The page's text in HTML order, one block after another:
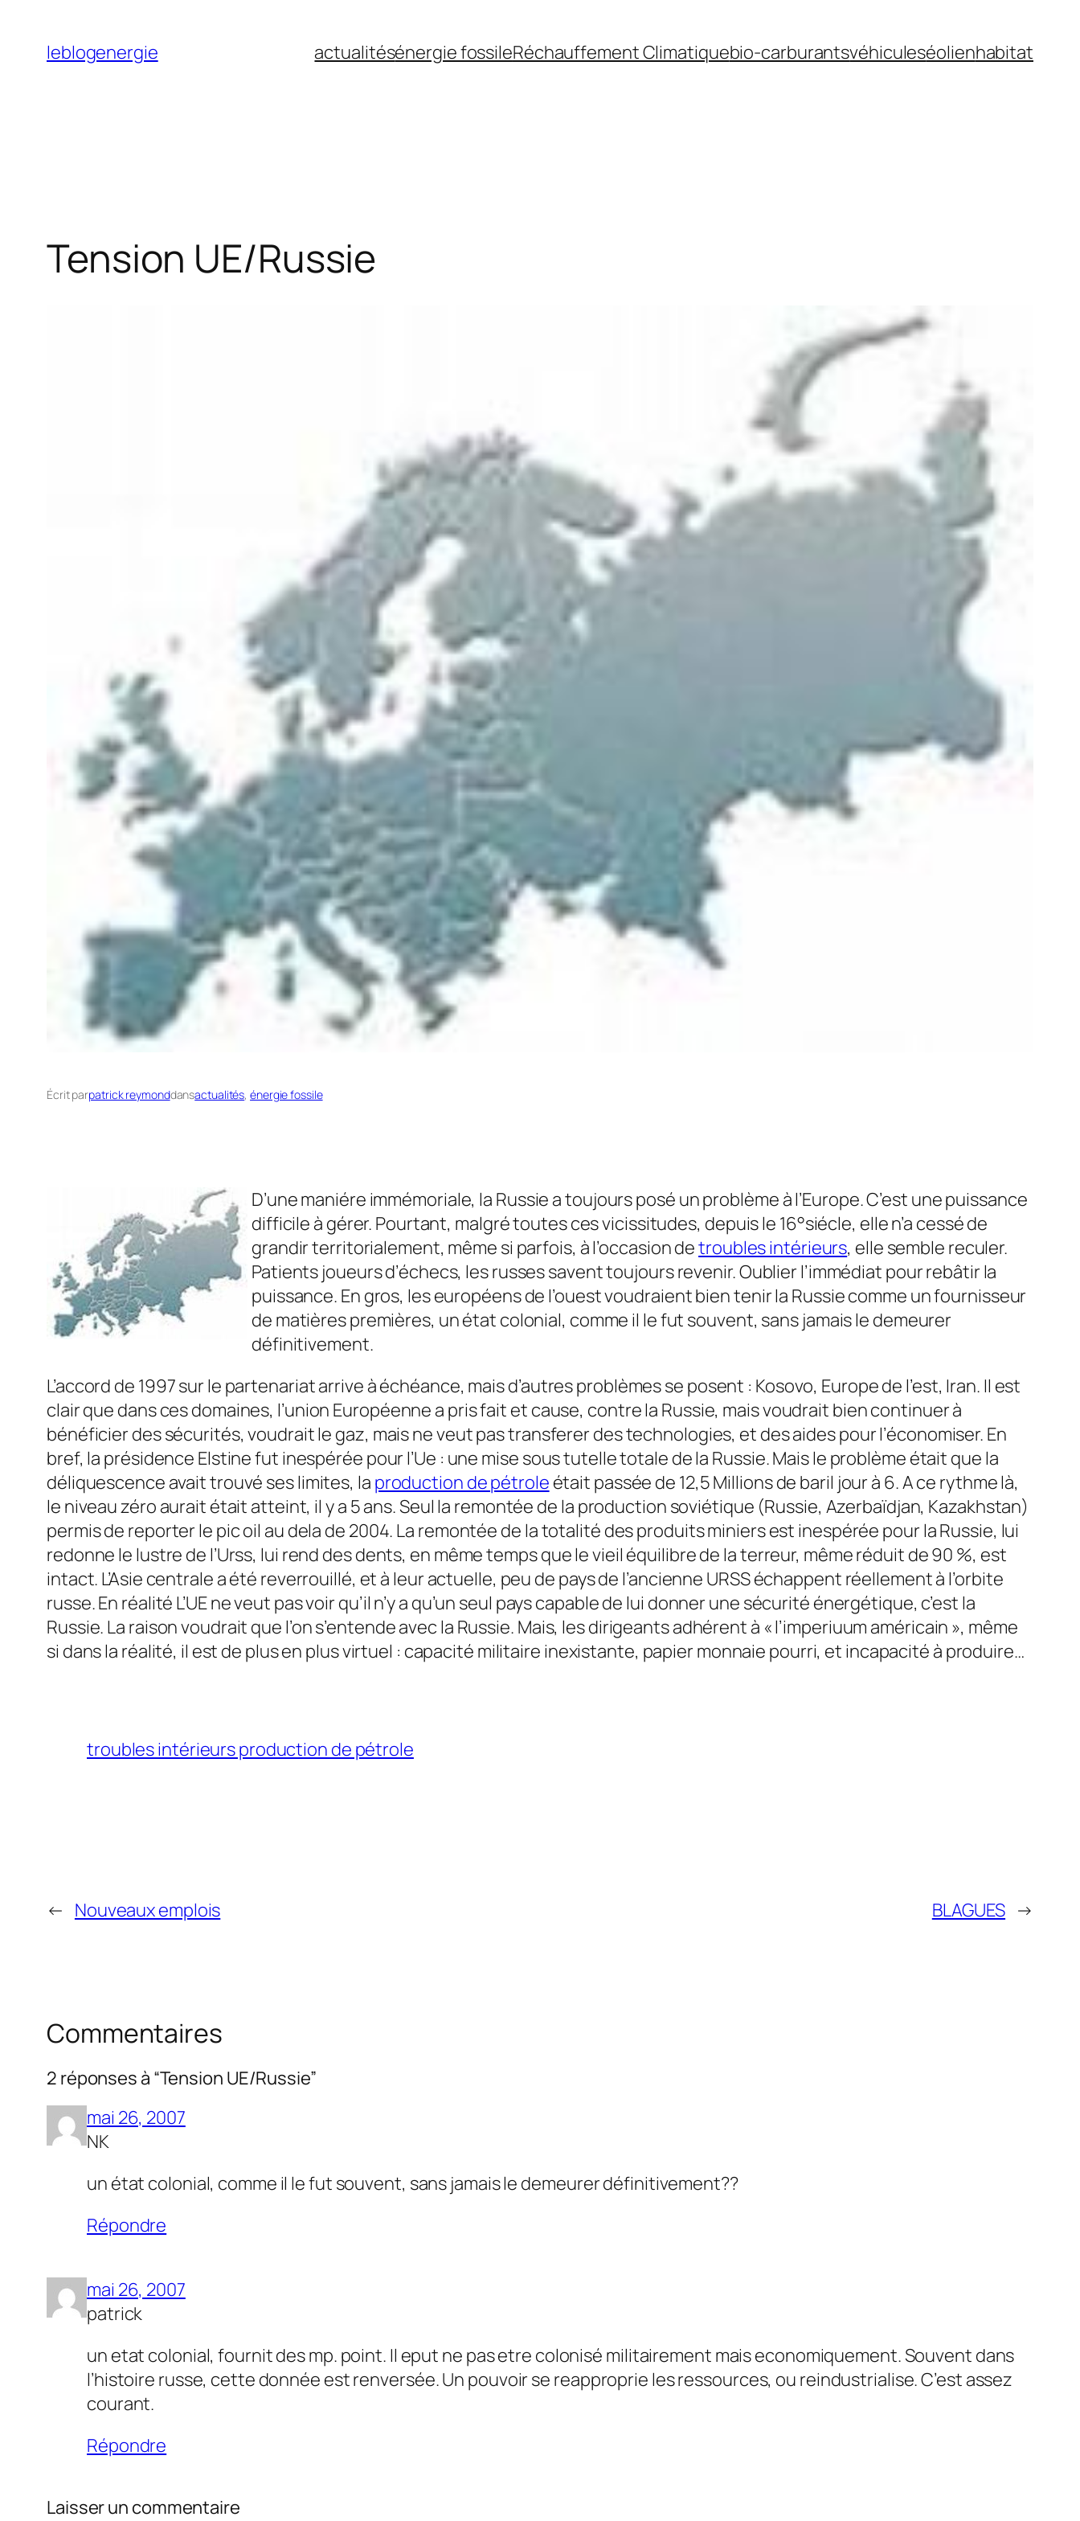
contenu
leblogenergie actualitésénergie fossileRéchauffement Climatiquebio-carburantsvéhiculeséolienhabitat
Tension UE/Russie
Écrit parpatrick reymonddansactualités, énergie fossile
D’une maniére immémoriale, la Russie a toujours posé un problème à l’Europe. C’est une puissance
difficile à gérer. Pourtant, malgré toutes ces vicissitudes, depuis le 16°siécle, elle n’a cessé de
grandir territorialement, même si parfois, à l’occasion detroubles intérieurs, elle semble reculer.
Patients joueurs d’échecs, les russes savent toujours revenir. Oublier l’immédiat pour rebâtir la
puissance. En gros, les européens de l’ouest voudraient bien tenir la Russie comme un fournisseur
de matières premières, un état colonial, comme il le fut souvent, sans jamais le demeurer
définitivement.
L’accord de 1997 sur le partenariat arrive à échéance, mais d’autres problèmes se posent : Kosovo, Europe de l’est, Iran. Il est
clair que dans ces domaines, l’union Européenne a pris fait et cause, contre la Russie, mais voudrait bien continuer à
bénéficier des sécurités, voudrait le gaz, mais ne veut pas transferer des technologies, et des aides pour l’économiser. En
bref, la présidence Elstine fut inespérée pour l’Ue : une mise sous tutelle totale de la Russie. Mais le problème était que la
déliquescence avait trouvé ses limites, la production de pétrole était passée de 12,5 Millions de baril jour à 6. A ce rythme là,
le niveau zéro aurait était atteint, il y a 5 ans. Seul la remontée de la production soviétique (Russie, Azerbaïdjan, Kazakhstan)
permis de reporter le pic oil au dela de 2004. La remontée de la totalité des produits miniers est inespérée pour la Russie, lui
redonne le lustre de l’Urss, lui rend des dents, en même temps que le vieil équilibre de la terreur, même réduit de 90 %, est
intact. L’Asie centrale a été reverrouillé, et à leur actuelle, peu de pays de l’ancienne URSS échappent réellement à l’orbite
russe. En réalité L’UE ne veut pas voir qu’il n’y a qu’un seul pays capable de lui donner une sécurité énergétique, c’est la
Russie. La raison voudrait que l’on s’entende avec la Russie. Mais, les dirigeants adhérent à « l’imperiuum américain », même
si dans la réalité, il est de plus en plus virtuel : capacité militaire inexistante, papier monnaie pourri, et incapacité à produire…
troubles intérieurs production de pétrole
← Nouveaux emplois BLAGUES →
Commentaires
2 réponses à “Tension UE/Russie”
mai 26, 2007
NK
un état colonial, comme il le fut souvent, sans jamais le demeurer définitivement??
Répondre
mai 26, 2007
patrick
un etat colonial, fournit des mp. point. Il eput ne pas etre colonisé militairement mais economiquement. Souvent dans
l’histoire russe, cette donnée est renversée. Un pouvoir se reapproprie les ressources, ou reindustrialise. C’est assez
courant.
Répondre
Laisser un commentaire